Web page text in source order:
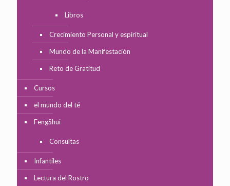
Libros
Crecimiento Personal y espiritual
Mundo de la Manifestación
Reto de Gratitud
Cursos
el mundo del té
FengShui
Consultas
Infantiles
Lectura del Rostro